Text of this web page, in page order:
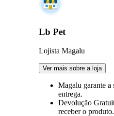
Lb Pet
Lojista Magalu
Ver mais sobre a loja
Magalu garante a
entrega.
Devolução
receber o produto.